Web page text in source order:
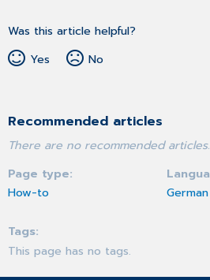
Was this article helpful?
Yes
No
Recommended articles
There are no recommended articles.
Page type
How-to
German
Tags
This page has no tags.